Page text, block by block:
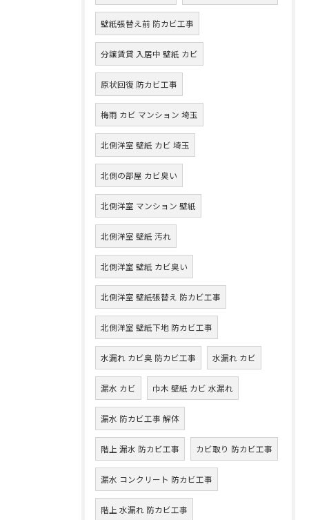
壁紙張替え前 防カビ工事
分譲賃貸 入居中 壁紙 カビ
原状回復 防カビ工事
梅雨 カビ マンション 埼玉
北側洋室 壁紙 カビ 埼玉
北側の部屋 カビ臭い
北側洋室 マンション 壁紙
北側洋室 壁紙 汚れ
北側洋室 壁紙 カビ臭い
北側洋室 壁紙張替え 防カビ工事
北側洋室 壁紙下地 防カビ工事
水漏れ カビ臭 防カビ工事 水漏れ カビ
漏水 カビ 巾木 壁紙 カビ 水漏れ
漏水 防カビ工事 解体
階上 漏水 防カビ工事 カビ取り 防カビ工事
漏水 コンクリート 防カビ工事
階上 水漏れ 防カビ工事